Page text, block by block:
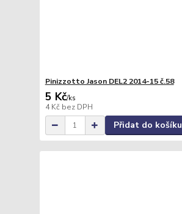
Pinizzotto Jason DEL2 2014-15 č.58
5 Kč/ks
4 Kč bez DPH
Přidat do košíku